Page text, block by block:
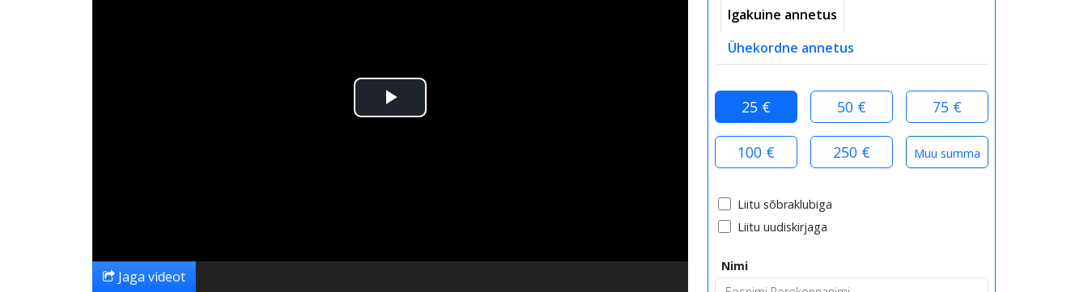
Esita
Jaga videot
Igakuine annetus
Ühekordne annetus
25 € 50 € 75 €
100 € 250 €
Liitu sõbraklubiga
Liitu uudiskirjaga
Nimi